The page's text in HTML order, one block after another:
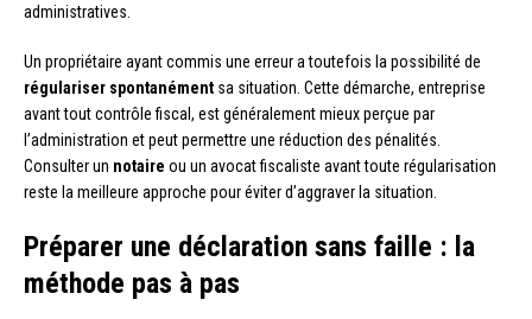
administratives.
Un propriétaire ayant commis une erreur a toutefois la possibilité de
régulariser spontanément sa situation. Cette démarche, entreprise
avant tout contrôle fiscal, est généralement mieux perçue par
l’administration et peut permettre une réduction des pénalités.
Consulter un notaire ou un avocat fiscaliste avant toute régularisation
reste la meilleure approche pour éviter d’aggraver la situation.
Préparer une déclaration sans faille : la
méthode pas à pas